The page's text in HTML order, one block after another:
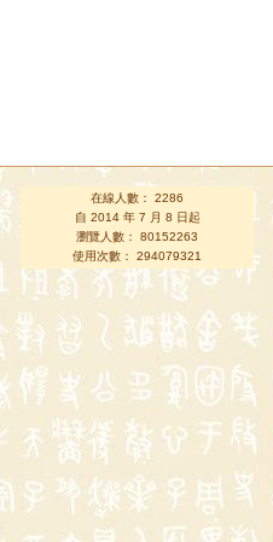
在線人數： 2286
自 2014 年 7 月 8 日起
瀏覽人數： 80152263
使用次數： 294079321